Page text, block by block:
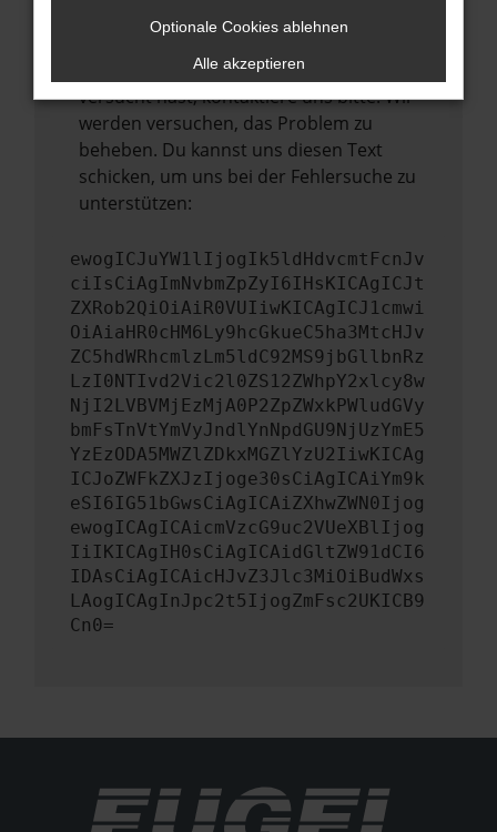
Wende dich an den Webseitenbetreiber.
Wenn du alle oben genannten Schritte
versucht hast, kontaktiere uns bitte. Wir
werden versuchen, das Problem zu
beheben. Du kannst uns diesen Text
schicken, um uns bei der Fehlersuche zu
unterstützen:
ewogICJuYW1lIjogIk5ldHdvcmtFcnJv
ciIsCiAgImNvbmZpZyI6IHsKICAgICJt
ZXRob2QiOiAiR0VUIiwKICAgICJ1cmwi
OiAiaHR0cHM6Ly9hcGkueC5ha3MtcHJv
ZC5hdWRhcmlzLm5ldC92MS9jbGllbnRz
LzI0NTIvd2Vic2l0ZS12ZWhpY2xlcy8w
NjI2LVBVMjEzMjA0P2ZpZWxkPWludGVy
bmFsTnVtYmVyJndlYnNpdGU9NjUzYmE5
YzEzODA5MWZlZDkxMGZlYzU2IiwKICAg
ICJoZWFkZXJzIjoge30sCiAgICAiYm9k
eSI6IG51bGwsCiAgICAiZXhwZWN0Ijog
ewogICAgICAicmVzcG9uc2VUeXBlIjog
IiIKICAgIH0sCiAgICAidGltZW91dCI6
IDAsCiAgICAicHJvZ3Jlc3MiOiBudWxs
LAogICAgInJpc2t5IjogZmFsc2UKICB9
Cn0=
Optionale Cookies ablehnen
Alle akzeptieren